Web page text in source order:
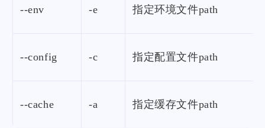
--env -e 指定环境文件path
--config -c 指定配置文件path
--cache -a 指定缓存文件path